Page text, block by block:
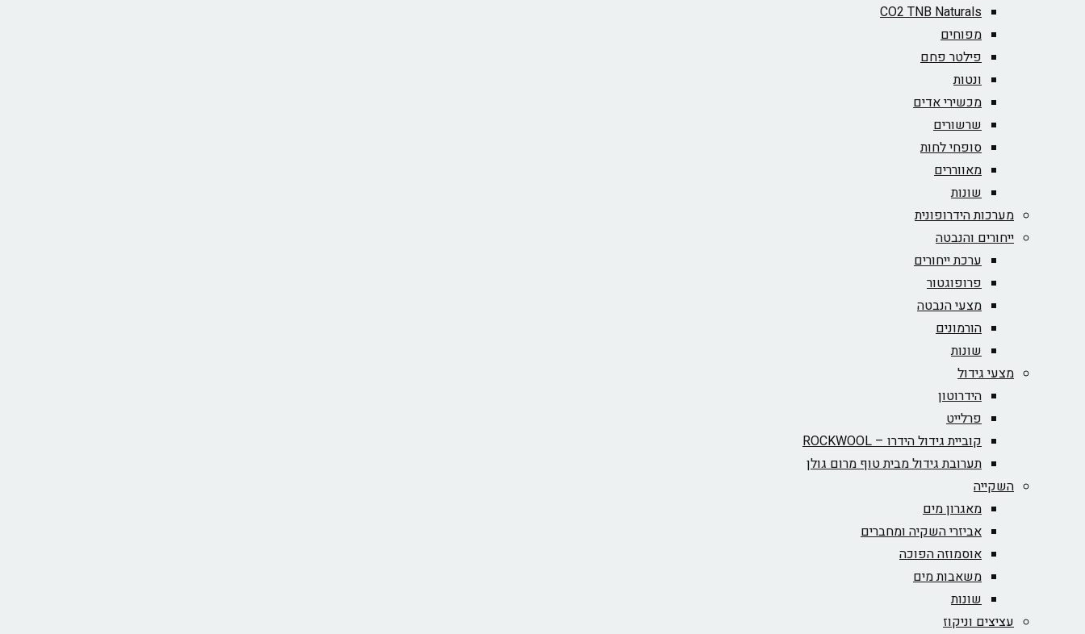
CO2 TNB Naturals
מפוחים
פילטר פחם
ונטות
מכשירי אדים
שרשורים
סופחי לחות
מאווררים
שונות
מערכות הידרופונית
ייחורים והנבטה
ערכת ייחורים
פרופוגטור
מצעי הנבטה
הורמונים
שונות
מצעי גידול
הידרוטון
פרלייט
קוביית גידול הידרו – ROCKWOOL‏
תערובת גידול מבית טוף מרום גולן
השקייה
מאגרון מים
אביזרי השקיה ומחברים
אוסמוזה הפוכה
משאבות מים
שונות
עציצים וניקוז